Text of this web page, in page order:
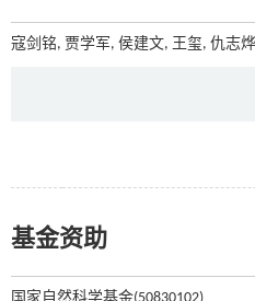
寇剑铭, 贾学军, 侯建文, 王玺, 仇志
基金资助